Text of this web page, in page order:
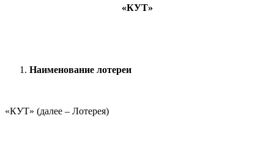
«КУТ»
Наименование лотереи
«КУТ» (далее – Лотерея)